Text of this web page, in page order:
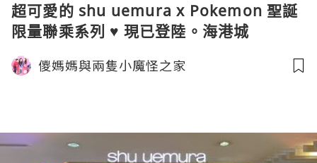
超可愛的 shu uemura x Pokemon 聖誕
限量聯乘系列 ♥ 現已登陸。海港城
Facesss Pop Up Store
儍媽媽與兩隻小魔怪之家